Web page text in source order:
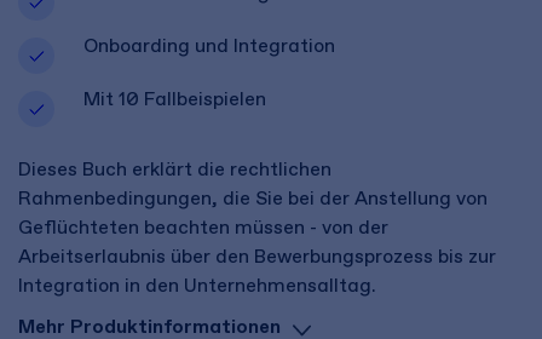
Onboarding und Integration
Mit 10 Fallbeispielen
Dieses Buch erklärt die rechtlichen
Rahmenbedingungen, die Sie bei der Anstellung von
Geflüchteten beachten müssen - von der
Arbeitserlaubnis über den Bewerbungsprozess bis zur
Integration in den Unternehmensalltag.
Mehr Produktinformationen